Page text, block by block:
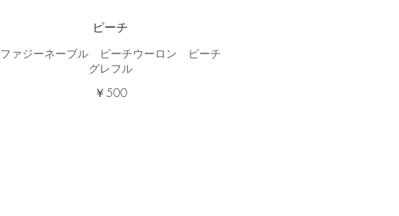
ピーチ
ファジーネーブル ピーチウーロン ピーチ
グレフル
￥500